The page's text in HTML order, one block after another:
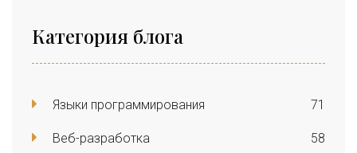
Категория блога
Языки программирования 71
Веб-разработка 58